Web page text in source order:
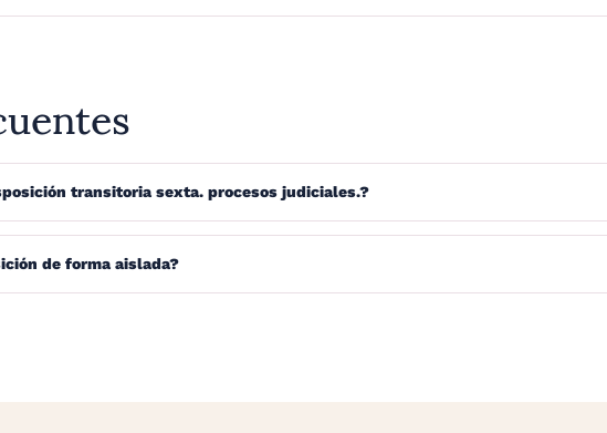
transitoria sexta. procesos judiciales.?
de forma aislada?